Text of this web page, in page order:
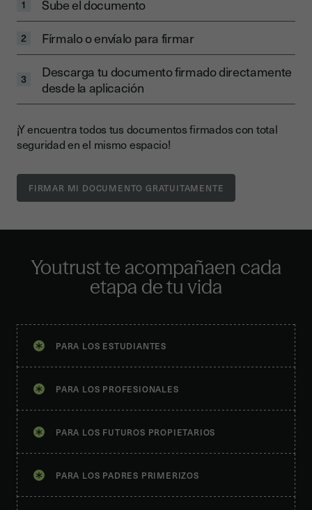
1 Sube el documento
2 Fírmalo o envíalo para firmar
3
Descarga tu documento firmado directamente
desde la aplicación
¡Y encuentra todos tus documentos firmados con total
seguridad en el mismo espacio!
Youtrust te acompañaen cada
etapa de tu vida
PARA LOS ESTUDIANTES
PARA LOS PROFESIONALES
PARA LOS FUTUROS PROPIETARIOS
PARA LOS PADRES PRIMERIZOS